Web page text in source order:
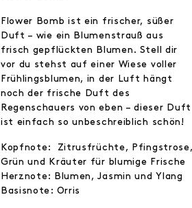
Flower Bomb ist ein frischer, süßer
Duft – wie ein Blumenstrauß aus
frisch gepflückten Blumen. Stell dir
vor du stehst auf einer Wiese voller
Frühlingsblumen, in der Luft hängt
noch der frische Duft des
Regenschauers von eben – dieser Duft
ist einfach so unbeschreiblich schön!
Kopfnote: Zitrusfrüchte, Pfingstrose,
Grün und Kräuter für blumige Frische
Herznote: Blumen, Jasmin und Ylang
Basisnote: Orris